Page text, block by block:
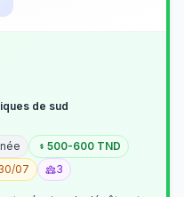
de sud
500-600 TND
07 3